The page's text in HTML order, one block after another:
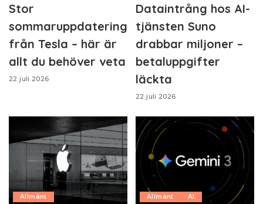
Stor
sommaruppdatering
från Tesla – här är
allt du behöver veta
22 juli 2026
Dataintrång hos AI-
tjänsten Suno
drabbar miljoner –
betaluppgifter
läckta
22 juli 2026
Allmänt Allmänt AI